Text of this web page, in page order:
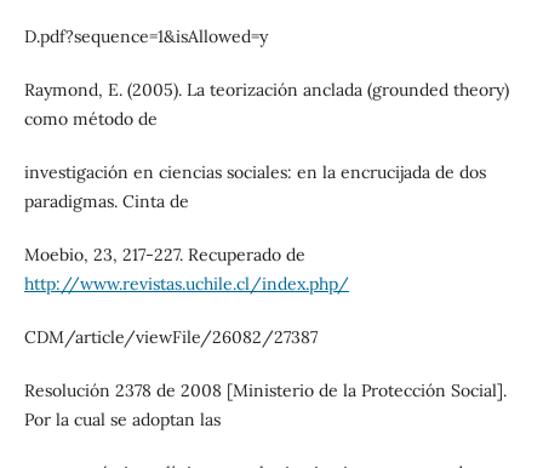
D.pdf?sequence=1&isAllowed=y
Raymond, E. (2005). La teorización anclada (grounded theory)
como método de
investigación en ciencias sociales: en la encrucijada de dos
paradigmas. Cinta de
Moebio, 23, 217-227. Recuperado de
http://www.revistas.uchile.cl/index.php/
CDM/article/viewFile/26082/27387
Resolución 2378 de 2008 [Ministerio de la Protección Social].
Por la cual se adoptan las